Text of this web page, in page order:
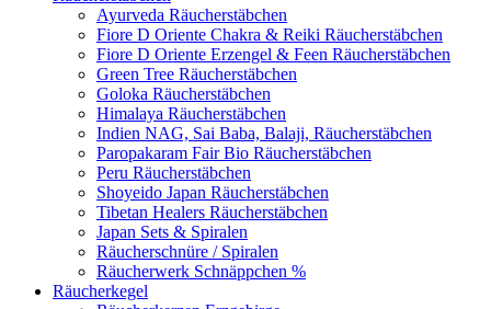
Ayurveda Räucherstäbchen
Fiore D Oriente Chakra & Reiki Räucherstäbchen
Fiore D Oriente Erzengel & Feen Räucherstäbchen
Green Tree Räucherstäbchen
Goloka Räucherstäbchen
Himalaya Räucherstäbchen
Indien NAG, Sai Baba, Balaji, Räucherstäbchen
Paropakaram Fair Bio Räucherstäbchen
Peru Räucherstäbchen
Shoyeido Japan Räucherstäbchen
Tibetan Healers Räucherstäbchen
Japan Sets & Spiralen
Räucherschnüre / Spiralen
Räucherwerk Schnäppchen %
Räucherkegel